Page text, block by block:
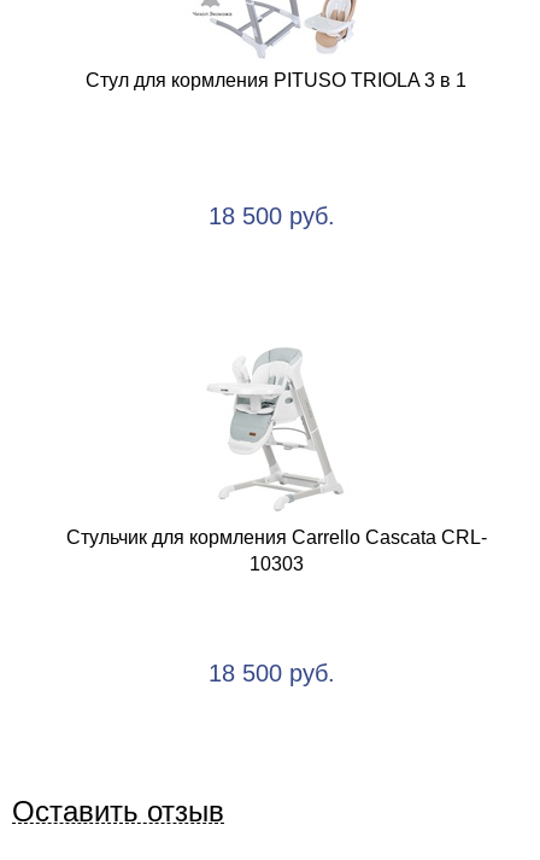
Стул для кормления PITUSO TRIOLA 3 в 1
18 500 руб.
Стульчик для кормления Carrello Cascata CRL-
10303
18 500 руб.
Оставить отзыв